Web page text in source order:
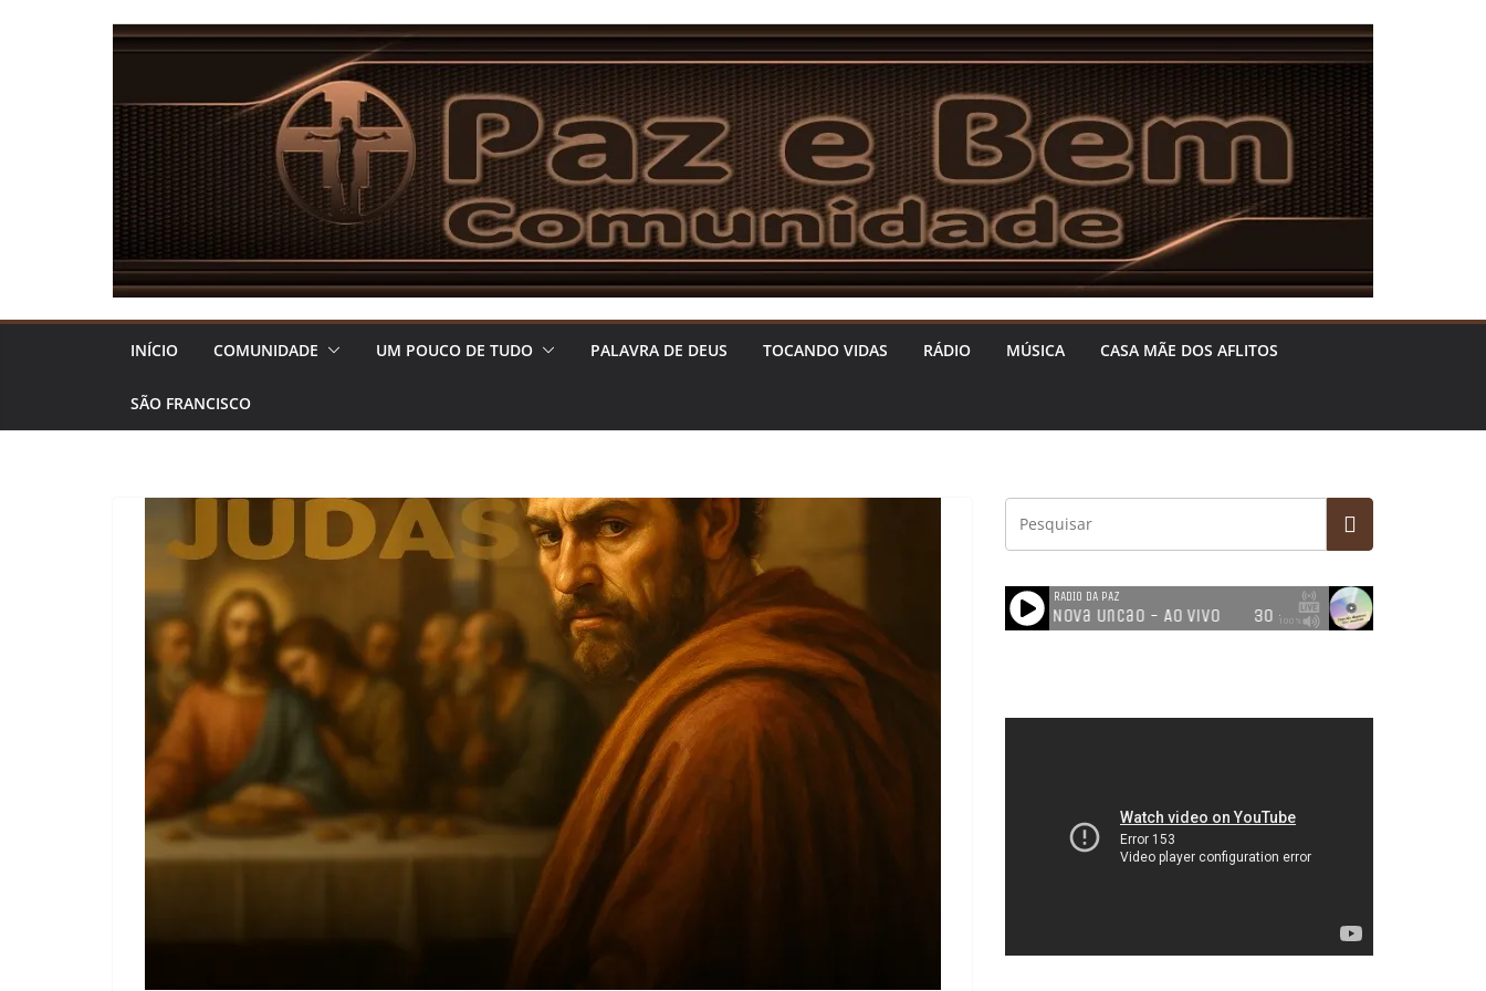
INÍCIO COMUNIDADE UM POUCO DE TUDO PALAVRA DE DEUS TOCANDO VIDAS RÁDIO MÚSICA CASA MÃE DOS AFLITOS
SÃO FRANCISCO